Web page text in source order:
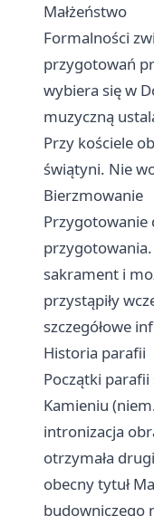
Małżeństwo
Formalności
przygotowań
wybiera się w
muzyczną
Przy kościele
świątyni. Nie
Bierzmowanie
Przygotowanie
sakrament i
przystąpiły
szczegółowe
Historia parafii
Początki
Kamieniu
intronizacja
otrzymała
obecny tytuł
budowniczego